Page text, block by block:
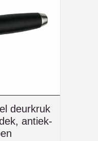
deurkruk
antiek-